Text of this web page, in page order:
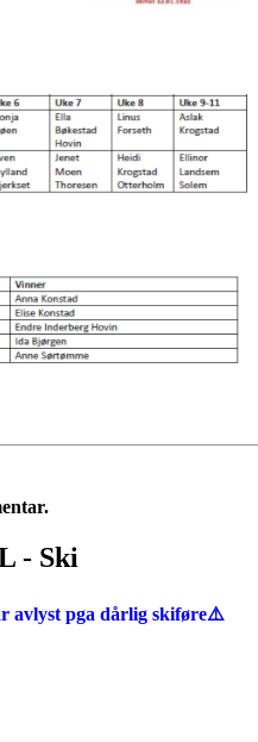
- Ski
avlyst pga dårlig skiføre⚠️